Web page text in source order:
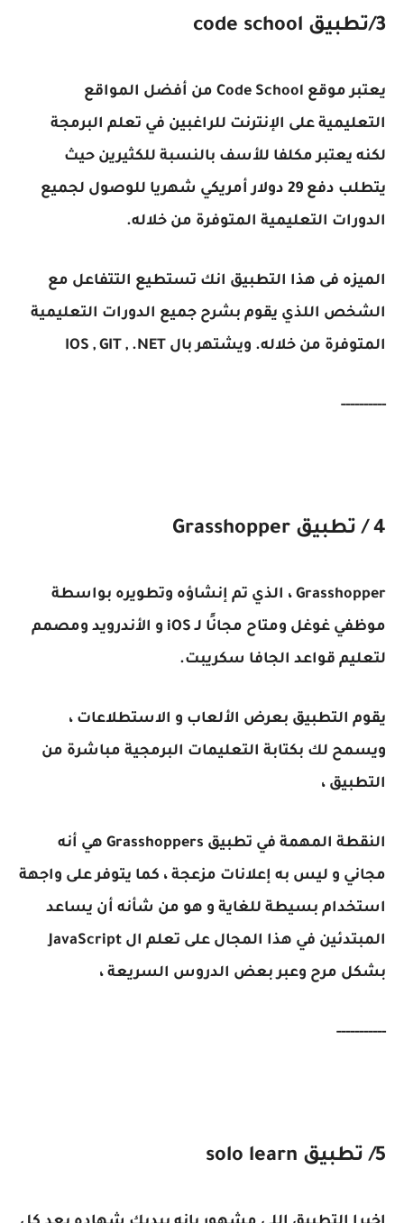
3/تطبيق code school
يعتبر موقع Code School من أفضل المواقع
التعليمية على الإنترنت للراغبين في تعلم البرمجة
لكنه يعتبر مكلفا للأسف بالنسبة للكثيرين حيث
يتطلب دفع 29 دولار أمريكي شهريا للوصول لجميع
الدورات التعليمية المتوفرة من خلاله.
الميزه فى هذا التطبيق انك تستطيع التتفاعل مع
الشخص اللذي يقوم بشرح جميع الدورات التعليمية
المتوفرة من خلاله. ويشتهر بال IOS , GIT , .NET
----------
4 / تطبيق Grasshopper
Grasshopper ، الذي تم إنشاؤه وتطويره بواسطة
موظفي غوغل ومتاح مجانًا لـ iOS و الأندرويد ومصمم
لتعليم قواعد الجافا سكريبت.
يقوم التطبيق بعرض الألعاب و الاستطلاعات ،
ويسمح لك بكتابة التعليمات البرمجية مباشرة من
التطبيق ،
النقطة المهمة في تطبيق Grasshoppers هي أنه
مجاني و ليس به إعلانات مزعجة ، كما يتوفر على واجهة
استخدام بسيطة للغاية و هو من شأنه أن يساعد
المبتدئين في هذا المجال على تعلم ال JavaScript
بشكل مرح وعبر بعض الدروس السريعة ،
-----------
5/ تطبيق solo learn